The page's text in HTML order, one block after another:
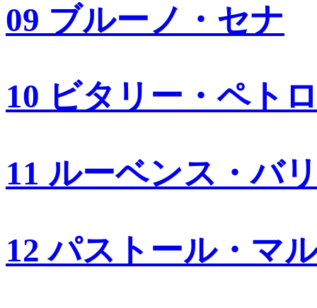
09 ブルーノ・セナ
10 ビタリー・ペト
11 ルーベンス・バ
12 パストール・マ